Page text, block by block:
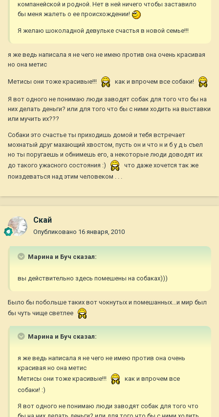
компанейской и родной. Нет в ней ничего чтобы заставило
бы меня жалеть о ее происхождении!
Я желаю шоколадной девульке счастья в новой семье!!!
я же ведь написала я не чего не имею против она очень красивая
но она метис
Метисы они тоже красивые!!! как и впрочем все собаки!
Я вот одного не понимаю люди заводят собак для того что бы на
них делать деньги? или для того что бы с ними ходить на выставки
или мучить их???
Собаки это счастье ты приходишь домой и тебя встречает
мохнатый друг махающий хвостом, пусть он и что н и б у д ь съел
но ты поругаешь и обнимешь его, а некоторые люди доводят их
до такого ужасного состояния :)
что даже хочется так же
поиздеваться над этим человеком . . .
Скай
Опубликовано 16 января, 2010
Марина и Буч сказал:
вы действительно здесь помешены на собаках)))
Было бы побольше таких вот чокнутых и помешанных...и мир был
бы чуть чище светлее
Марина и Буч сказал:
я же ведь написала я не чего не имею против она очень
красивая но она метис
Метисы они тоже красивые!!!
как и впрочем все
собаки! :)
Я вот одного не понимаю люди заводят собак для того что